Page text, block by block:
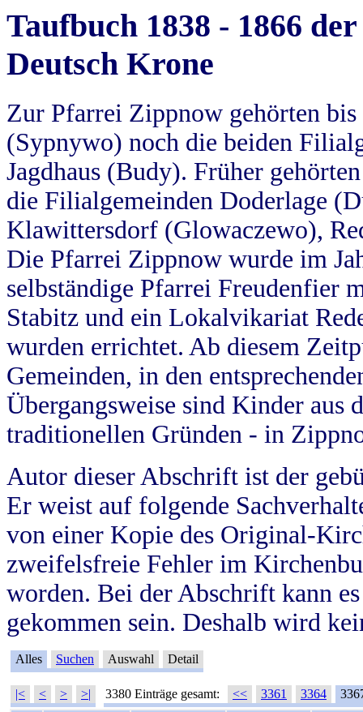
Taufbuch 1838 - 1866
Deutsch Krone
Zur Pfarrei Zippnow gehörten
(Sypnywo) noch die beiden
Jagdhaus (Budy). Früher
die Filialgemeinden Doderlage
Klawittersdorf (Glowaczewo),
Die Pfarrei Zippnow wurde im
selbständige Pfarrei Freudenfier
Stabitz und ein Lokalvikariat
wurden errichtet. Ab diesem
Gemeinden, in den
Übergangsweise sind Kinder aus
traditionellen Gründen - in
Autor dieser Abschrift ist der
Er weist auf folgende
von einer Kopie des Original-
zweifelsfreie Fehler im
worden. Bei der Abschrift kann
gekommen sein. Deshalb wird
Alles Suchen Auswahl Detail
|< < > >| 3380 Einträge gesamt: << 3361 3364